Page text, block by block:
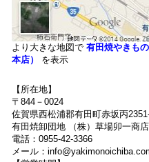
より大きな地図で 有田焼やきも
本店）
を表示
【所在地】
〒844－0024
佐賀県西松浦郡有田町赤坂丙
有田焼卸団地 （株）草場卯一商店
電話：0955-42-3366
メール：